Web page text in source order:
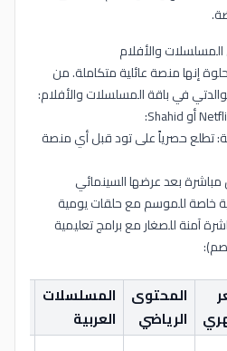
والأفلام
إنها منصة عائلية متكاملة. من
في باقة المسلسلات والأفلام:
تطلع حصرياً على تود قبل أي منصة
مباشرة بعد عرضها السينمائي
خاصة للموسم مع حلقات يومية
آمنة للصغار مع برامج تعليمية
المحتوى
الرياضي
المسلسلات
العربية